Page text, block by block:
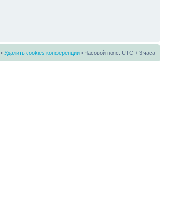
• Удалить cookies конференции • Часовой пояс: UTC + 3 часа